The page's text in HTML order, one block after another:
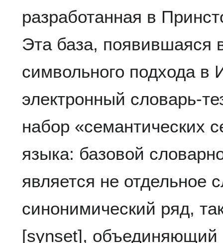
разработанная в
Эта база, появившаяся
символьного подхода в
электронный словарь-
набор «семантических
языка: базовой
является не отдельное
синонимический ряд,
[synset], объединяющий